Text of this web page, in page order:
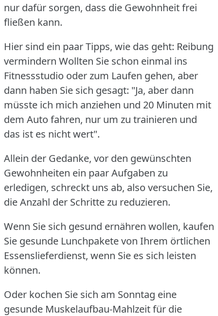
nur dafür sorgen, dass die Gewohnheit frei
fließen kann.
Hier sind ein paar Tipps, wie das geht: Reibung
vermindern Wollten Sie schon einmal ins
Fitnessstudio oder zum Laufen gehen, aber
dann haben Sie sich gesagt: "Ja, aber dann
müsste ich mich anziehen und 20 Minuten mit
dem Auto fahren, nur um zu trainieren und
das ist es nicht wert".
Allein der Gedanke, vor den gewünschten
Gewohnheiten ein paar Aufgaben zu
erledigen, schreckt uns ab, also versuchen Sie,
die Anzahl der Schritte zu reduzieren.
Wenn Sie sich gesund ernähren wollen, kaufen
Sie gesunde Lunchpakete von Ihrem örtlichen
Essenslieferdienst, wenn Sie es sich leisten
können.
Oder kochen Sie sich am Sonntag eine
gesunde Muskelaufbau-Mahlzeit für die